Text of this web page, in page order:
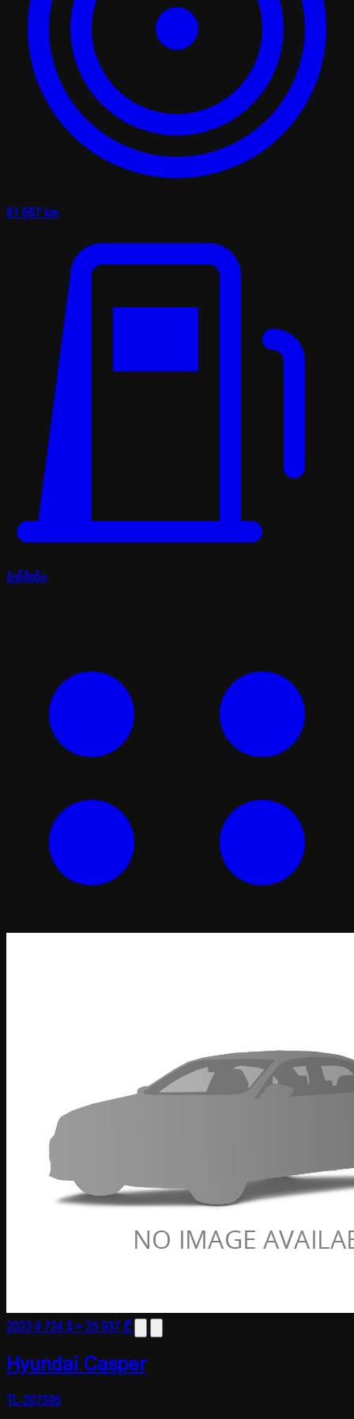
81 667 km
ბენზინი
20239 724 $≈ 25 937 ₾
Hyundai Casper
TL-207395